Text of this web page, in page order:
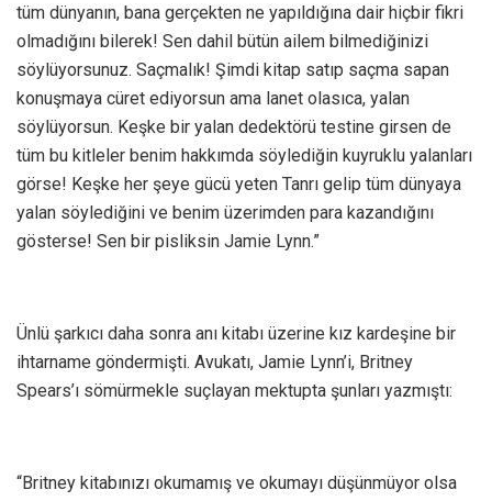
tüm dünyanın, bana gerçekten ne yapıldığına dair hiçbir fikri
olmadığını bilerek! Sen dahil bütün ailem bilmediğinizi
söylüyorsunuz. Saçmalık! Şimdi kitap satıp saçma sapan
konuşmaya cüret ediyorsun ama lanet olasıca, yalan
söylüyorsun. Keşke bir yalan dedektörü testine girsen de
tüm bu kitleler benim hakkımda söylediğin kuyruklu yalanları
görse! Keşke her şeye gücü yeten Tanrı gelip tüm dünyaya
yalan söylediğini ve benim üzerimden para kazandığını
gösterse! Sen bir pisliksin Jamie Lynn.”
Ünlü şarkıcı daha sonra anı kitabı üzerine kız kardeşine bir
ihtarname göndermişti. Avukatı, Jamie Lynn’i, Britney
Spears’ı sömürmekle suçlayan mektupta şunları yazmıştı:
“Britney kitabınızı okumamış ve okumayı düşünmüyor olsa